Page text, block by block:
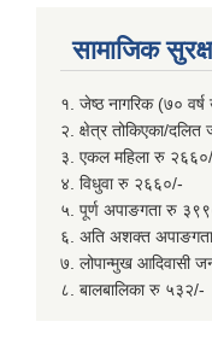
सामाजिक
१. जेष्ठ नागरिक (७०
२. क्षेत्र तोकिएका/
३. एकल महिला रु
४. विधुवा रु २६६०/-
५. पूर्ण अपाङगता रु
६. अति अशक्त
७. लोपान्मुख आदिवासी
८. बालबालिका रु ५३२/-